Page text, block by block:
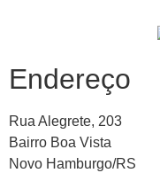
Endereço
Rua Alegrete, 203
Bairro Boa Vista
Novo Hamburgo/RS